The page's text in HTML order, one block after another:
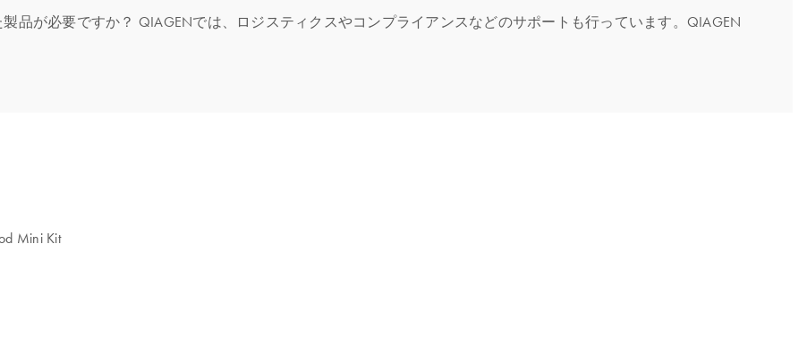
品が必要ですか？ QIAGENでは、ロジスティクスやコンプライアンスなどのサポートも行っています。QIAGEN
Mini Kit